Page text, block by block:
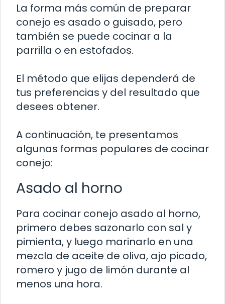
La forma más común de preparar
conejo es asado o guisado, pero
también se puede cocinar a la
parrilla o en estofados.
El método que elijas dependerá de
tus preferencias y del resultado que
desees obtener.
A continuación, te presentamos
algunas formas populares de cocinar
conejo:
Asado al horno
Para cocinar conejo asado al horno,
primero debes sazonarlo con sal y
pimienta, y luego marinarlo en una
mezcla de aceite de oliva, ajo picado,
romero y jugo de limón durante al
menos una hora.